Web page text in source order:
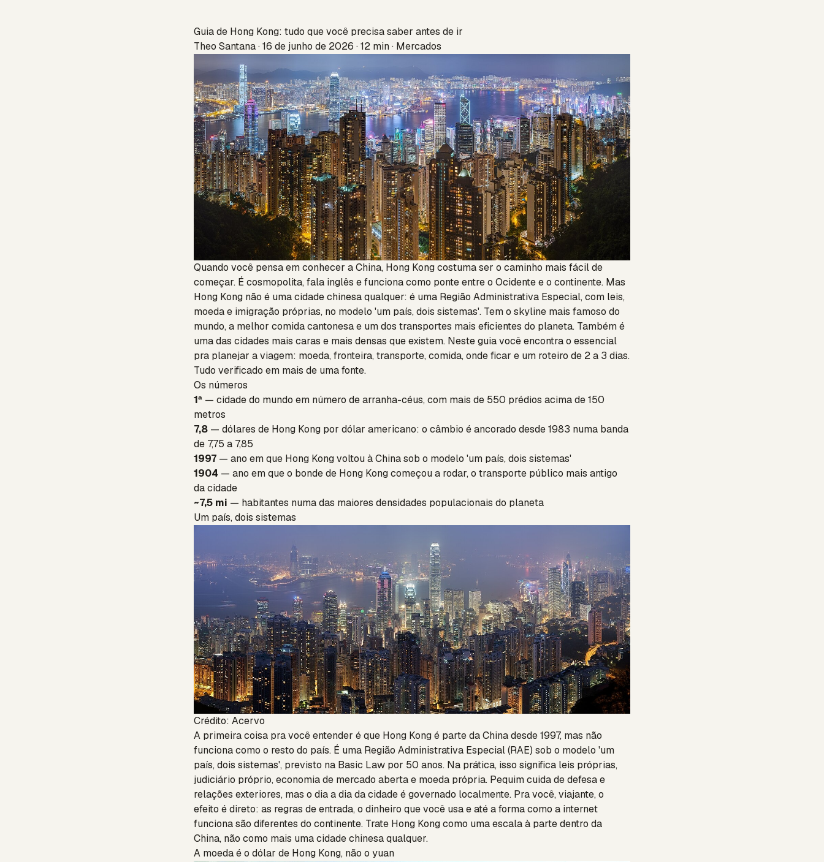
Guia de Hong Kong: tudo que você precisa saber antes de ir
Theo Santana · 16 de junho de 2026 · 12 min · Mercados
Quando você pensa em conhecer a China, Hong Kong costuma ser o caminho mais fácil de
começar. É cosmopolita, fala inglês e funciona como ponte entre o Ocidente e o continente. Mas
Hong Kong não é uma cidade chinesa qualquer: é uma Região Administrativa Especial, com leis,
moeda e imigração próprias, no modelo 'um país, dois sistemas'. Tem o skyline mais famoso do
mundo, a melhor comida cantonesa e um dos transportes mais eficientes do planeta. Também é
uma das cidades mais caras e mais densas que existem. Neste guia você encontra o essencial
pra planejar a viagem: moeda, fronteira, transporte, comida, onde ficar e um roteiro de 2 a 3 dias.
Tudo verificado em mais de uma fonte.
Os números
1ª — cidade do mundo em número de arranha-céus, com mais de 550 prédios acima de 150
metros
7,8 — dólares de Hong Kong por dólar americano: o câmbio é ancorado desde 1983 numa banda
de 7,75 a 7,85
1997 — ano em que Hong Kong voltou à China sob o modelo 'um país, dois sistemas'
1904 — ano em que o bonde de Hong Kong começou a rodar, o transporte público mais antigo
da cidade
~7,5 mi — habitantes numa das maiores densidades populacionais do planeta
Um país, dois sistemas
Crédito: Acervo
A primeira coisa pra você entender é que Hong Kong é parte da China desde 1997, mas não
funciona como o resto do país. É uma Região Administrativa Especial (RAE) sob o modelo 'um
país, dois sistemas', previsto na Basic Law por 50 anos. Na prática, isso significa leis próprias,
judiciário próprio, economia de mercado aberta e moeda própria. Pequim cuida de defesa e
relações exteriores, mas o dia a dia da cidade é governado localmente. Pra você, viajante, o
efeito é direto: as regras de entrada, o dinheiro que você usa e até a forma como a internet
funciona são diferentes do continente. Trate Hong Kong como uma escala à parte dentro da
China, não como mais uma cidade chinesa qualquer.
A moeda é o dólar de Hong Kong, não o yuan